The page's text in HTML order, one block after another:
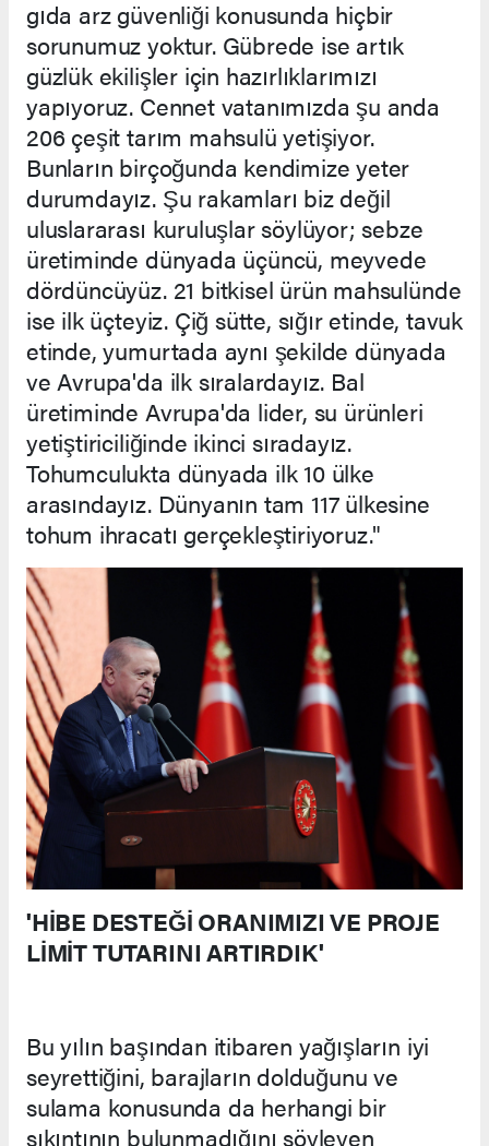
gıda arz güvenliği konusunda hiçbir
sorunumuz yoktur. Gübrede ise artık
güzlük ekilişler için hazırlıklarımızı
yapıyoruz. Cennet vatanımızda şu anda
206 çeşit tarım mahsulü yetişiyor.
Bunların birçoğunda kendimize yeter
durumdayız. Şu rakamları biz değil
uluslararası kuruluşlar söylüyor; sebze
üretiminde dünyada üçüncü, meyvede
dördüncüyüz. 21 bitkisel ürün mahsulünde
ise ilk üçteyiz. Çiğ sütte, sığır etinde, tavuk
etinde, yumurtada aynı şekilde dünyada
ve Avrupa'da ilk sıralardayız. Bal
üretiminde Avrupa'da lider, su ürünleri
yetiştiriciliğinde ikinci sıradayız.
Tohumculukta dünyada ilk 10 ülke
arasındayız. Dünyanın tam 117 ülkesine
tohum ihracatı gerçekleştiriyoruz."
'HİBE DESTEĞİ ORANIMIZI VE PROJE
LİMİT TUTARINI ARTIRDIK'
Bu yılın başından itibaren yağışların iyi
seyrettiğini, barajların dolduğunu ve
sulama konusunda da herhangi bir
sıkıntının bulunmadığını söyleyen